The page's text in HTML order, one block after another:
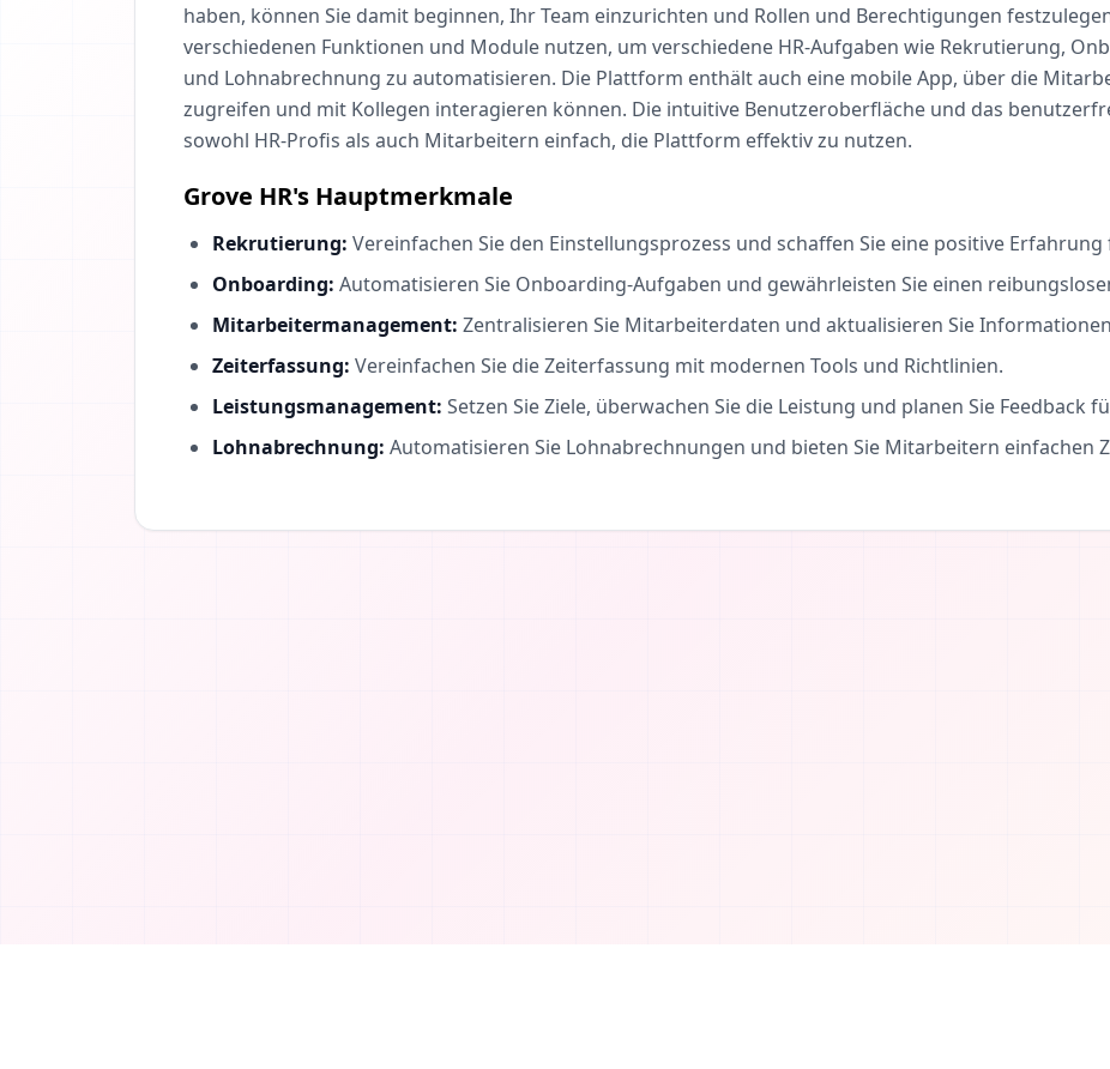
haben, können Sie damit beginnen, Ihr Team einzurichten und Rollen und Berechtigungen
verschiedenen Funktionen und Module nutzen, um verschiedene HR-Aufgaben wie Rekrutierung,
und Lohnabrechnung zu automatisieren. Die Plattform enthält auch eine mobile App, über die
zugreifen und mit Kollegen interagieren können. Die intuitive Benutzeroberfläche und das
sowohl HR-Profis als auch Mitarbeitern einfach, die Plattform effektiv zu nutzen.
Grove HR's Hauptmerkmale
Rekrutierung: Vereinfachen Sie den Einstellungsprozess und schaffen Sie eine positive
Onboarding: Automatisieren Sie Onboarding-Aufgaben und gewährleisten Sie einen
Mitarbeitermanagement: Zentralisieren Sie Mitarbeiterdaten und aktualisieren Sie
Zeiterfassung: Vereinfachen Sie die Zeiterfassung mit modernen Tools und Richtlinien.
Leistungsmanagement: Setzen Sie Ziele, überwachen Sie die Leistung und planen Sie Feedback
Lohnabrechnung: Automatisieren Sie Lohnabrechnungen und bieten Sie Mitarbeitern einfachen